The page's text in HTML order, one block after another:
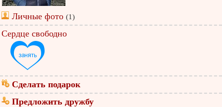
Личные фото (1)
Сердце свободно
Сделать подарок
Предложить дружбу